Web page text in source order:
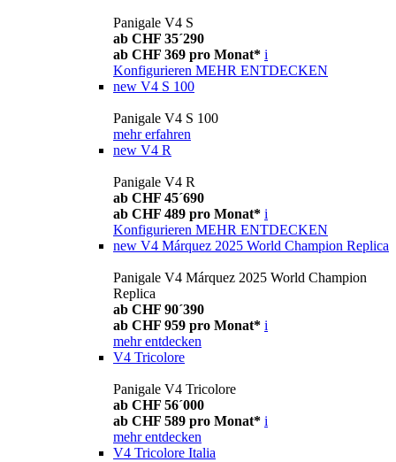
Panigale V4 S
ab CHF 35´290
ab CHF 369 pro Monat* i
Konfigurieren MEHR ENTDECKEN
new V4 S 100
Panigale V4 S 100
mehr erfahren
new V4 R
Panigale V4 R
ab CHF 45´690
ab CHF 489 pro Monat* i
Konfigurieren MEHR ENTDECKEN
new V4 Márquez 2025 World Champion Replica
Panigale V4 Márquez 2025 World Champion
Replica
ab CHF 90´390
ab CHF 959 pro Monat* i
mehr entdecken
V4 Tricolore
Panigale V4 Tricolore
ab CHF 56´000
ab CHF 589 pro Monat* i
mehr entdecken
V4 Tricolore Italia